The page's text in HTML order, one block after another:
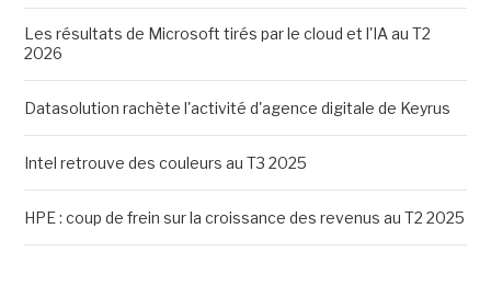
Les résultats de Microsoft tirés par le cloud et l'IA au T2
2026
Datasolution rachète l'activité d'agence digitale de Keyrus
Intel retrouve des couleurs au T3 2025
HPE : coup de frein sur la croissance des revenus au T2 2025